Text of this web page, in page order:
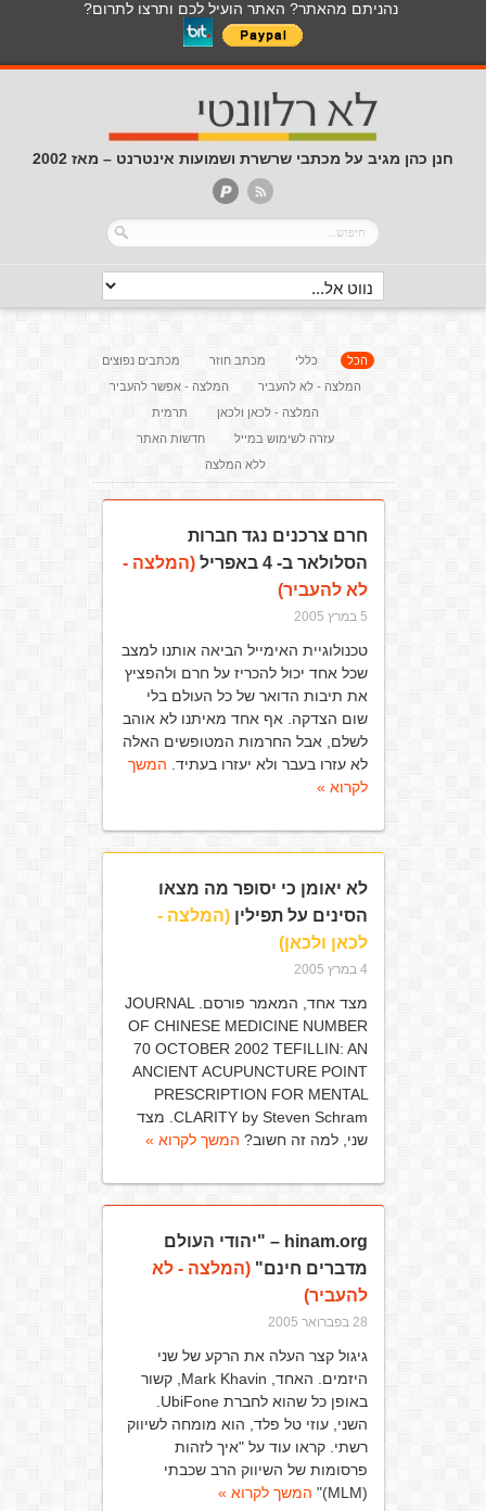
נהניתם מהאתר? האתר הועיל לכם ותרצו לתרום?
חנן כהן מגיב על מכתבי שרשרת ושמועות אינטרנט – מאז 2002
הכל כללי מכתב חוזר
מכתבים נפוצים
המלצה - לא להעביר
המלצה - אפשר להעביר
המלצה - לכאן ולכאן
תרמית
עזרה לשימוש במייל
חדשות האתר
ללא המלצה
חרם צרכנים נגד חברות
הסלולאר ב- 4 באפריל
(המלצה -
לא להעביר)
5 במרץ 2005
טכנולוגיית האימייל הביאה אותנו למצב
שכל אחד יכול להכריז על חרם ולהפציץ
את תיבות הדואר של כל העולם בלי
שום הצדקה. אף אחד מאיתנו לא אוהב
לשלם, אבל החרמות המטופשים האלה
לא עזרו בעבר ולא יעזרו בעתיד. המשך
לקרוא »
לא יאומן כי יסופר מה מצאו
הסינים על תפילין(המלצה -
לכאן ולכאן)
4 במרץ 2005
מצד אחד, המאמר פורסם. JOURNAL
OF CHINESE MEDICINE NUMBER
70 OCTOBER 2002 TEFILLIN: AN
ANCIENT ACUPUNCTURE POINT
PRESCRIPTION FOR MENTAL
CLARITY by Steven Schram. מצד
שני, למה זה חשוב? המשך לקרוא »
hinam.org – "יהודי העולם
מדברים חינם"(המלצה - לא
להעביר)
28 בפברואר 2005
גיגול קצר העלה את הרקע של שני
היזמים. האחד, Mark Khavin, קשור
השני, עוזי טל פלד, הוא מומחה לשיווק
רשתי. קראו עוד על "איך לזהות
פרסומות של השיווק הרב שכבתי
(MLM)"
המשך לקרוא »